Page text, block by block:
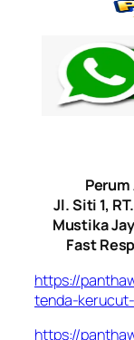
Perum
Jl. Siti 1,
Mustika
Fast
https://
tenda-
https://